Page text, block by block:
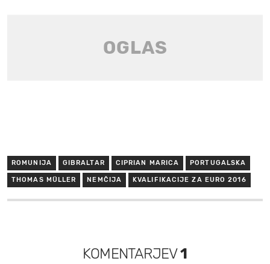
ROMUNIJA GIBRALTAR CIPRIAN MARICA PORTUGALSKA
THOMAS MÜLLER NEMČIJA KVALIFIKACIJE ZA EURO 2016
KOMENTARJEV1